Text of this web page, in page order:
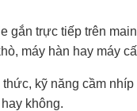
gắn trực tiếp trên
máy hàn hay máy
kỹ năng cầm
không.